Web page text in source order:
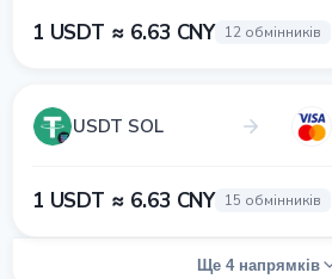
1 USDT ≈ 6.63 CNY 12 обмінників
USDT SOL
1 USDT ≈ 6.63 CNY 15 обмінників
Ще 4 напрямків